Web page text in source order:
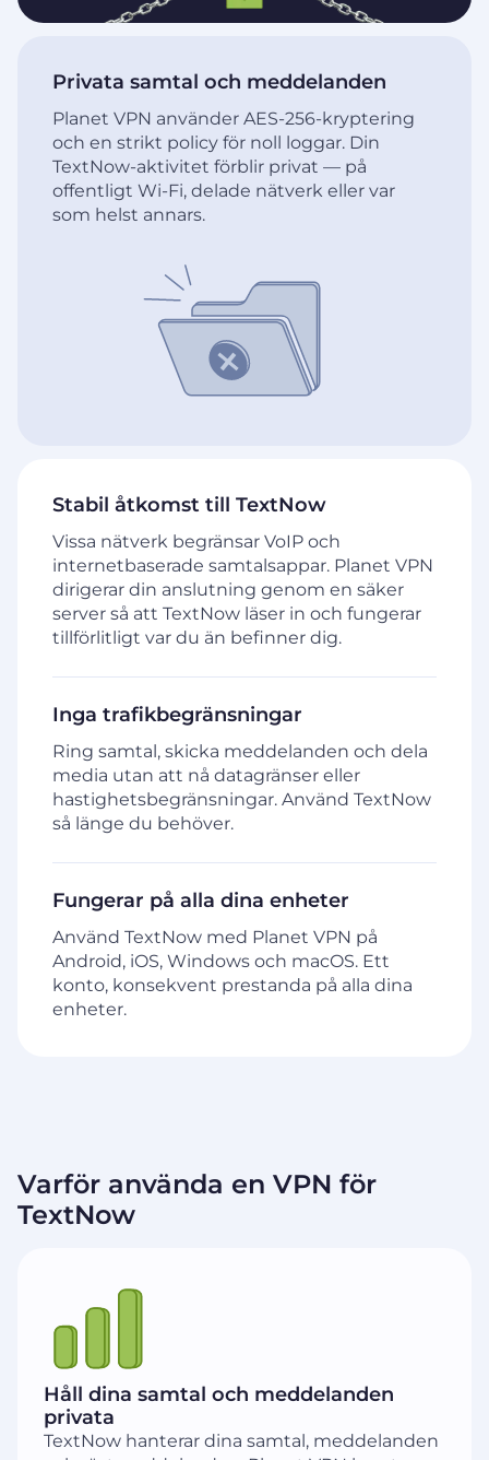
Stabil åtkomst till TextNow
Vissa nätverk begränsar VoIP och
internetbaserade samtalsappar. Planet VPN
dirigerar din anslutning genom en säker
server så att TextNow läser in och fungerar
tillförlitligt var du än befinner dig.
Inga trafikbegränsningar
Ring samtal, skicka meddelanden och dela
media utan att nå datagränser eller
hastighetsbegränsningar. Använd TextNow
så länge du behöver.
Fungerar på alla dina enheter
Använd TextNow med Planet VPN på
Android, iOS, Windows och macOS. Ett
konto, konsekvent prestanda på alla dina
enheter.
Privata samtal och meddelanden
Planet VPN använder AES-256-kryptering
och en strikt policy för noll loggar. Din
TextNow-aktivitet förblir privat — på
offentligt Wi-Fi, delade nätverk eller var
som helst annars.
Varför använda en VPN för
TextNow
Håll dina samtal och meddelanden
privata
TextNow hanterar dina samtal, meddelanden